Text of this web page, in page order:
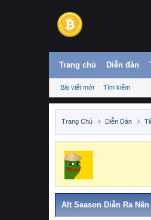
Trang chủ Diễn đàn
Bài viết mới Tìm kiếm
Trang Chủ Diễn Đàn
Alt Season Diễn Ra